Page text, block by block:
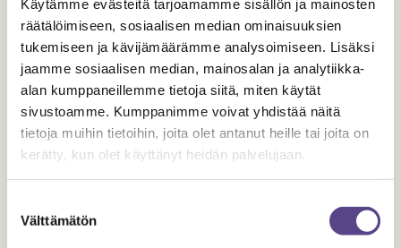
Käytämme evästeitä tarjoamamme sisällön ja mainosten
räätälöimiseen, sosiaalisen median ominaisuuksien
tukemiseen ja kävijämäärämme analysoimiseen. Lisäksi
jaamme sosiaalisen median, mainosalan ja analytiikka-
alan kumppaneillemme tietoja siitä, miten käytät
sivustoamme. Kumppanimme voivat yhdistää näitä
tietoja muihin tietoihin, joita olet antanut heille tai joita on
kerätty, kun olet käyttänyt heidän palvelujaan.
valinta
Välttämätön
TUNNE OIKEUTESI
3.11.
Teme vetoaa Riihimäen päättäjiin